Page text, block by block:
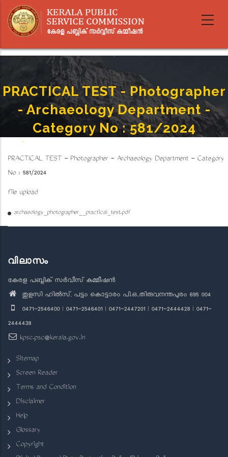
main
content
PRACTICAL TEST - Photographer
- Archaeology Department -
Category No : 581/2024
Breadcrumb
-
PRACTICAL TEST - Photographer - Archaeology Department - Category
No : 581/2024
file upload
archaeology_photographer__practical_test.pdf
വിലാസം
കേരള പബ്ലിക് സർവീസ് കമ്മീഷൻ
തുളസി ഹിൽസ്, പട്ടം കൊട്ടാരം പി.ഒ.,തിരുവനന്തപുരം 695 004
0471-2546400 | 0471-2546401 | 0471-2447201 | 0471-2444428 | 0471-
2444438
kpsc.psc@kerala.gov.in
Sitemap
Screen Reader
Terms and Condition
Disclaimer
Help
Glossary
Copyright